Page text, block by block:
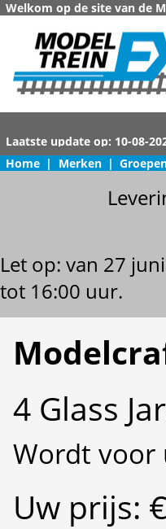
Welkom op de site van de
Home | Merken |
Let op: van 27
tot 16:00 uur.
4 Glass
Wordt voor
Uw prijs: